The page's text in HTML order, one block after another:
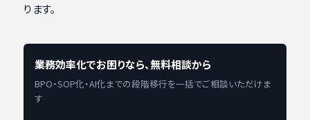
ります。
業務効率化でお困りなら、無料相談から
BPO・SOP化・AI化までの段階移行を一括でご相談いただけま
す